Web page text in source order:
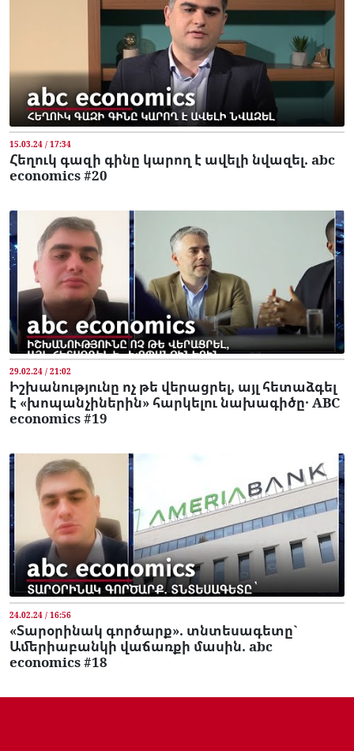
15.03.24 / 17:34
Հեղուկ գազի գինը կարող է ավելի նվազել. abc
economics #20
29.02.24 / 21:02
Իշխանությունը ոչ թե վերացրել, այլ հետաձգել
է «խոպանչիներին» հարկելու նախագիծը․ ABC
economics #19
24.02.24 / 16:56
«Տարօրինակ գործարք». տնտեսագետը`
Ամերիաբանկի վաճառքի մասին. abc
economics #18